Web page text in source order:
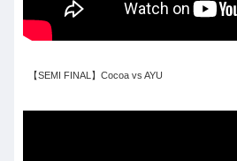
【SEMI FINAL】Cocoa vs AYU